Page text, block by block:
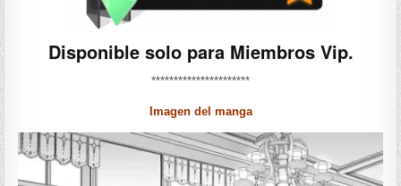
Disponible solo para Miembros Vip.
**********************
Imagen del manga